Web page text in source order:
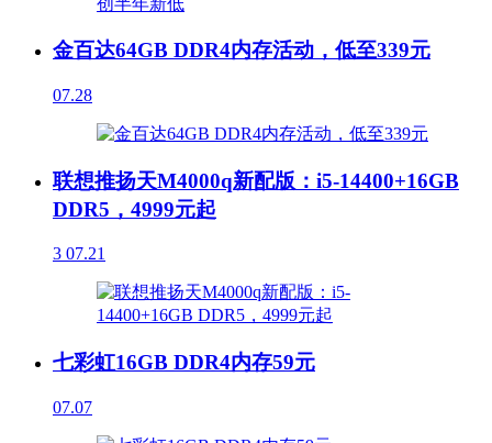
金百达64GB DDR4内存活动，低至339元
07.28
联想推扬天M4000q新配版：i5-14400+16GB
DDR5，4999元起
3 07.21
七彩虹16GB DDR4内存59元
07.07